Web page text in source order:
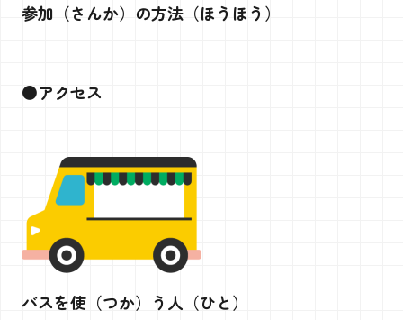
参加（さんか）の方法（ほうほう）
●アクセス
バスを使（つか）う人（ひと）